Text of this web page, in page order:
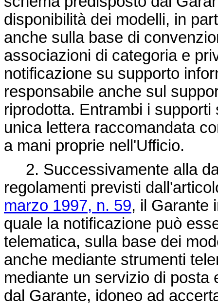
disponibilità dei modelli, in
anche sulla base di
associazioni di categoria e
notificazione su supporto
responsabile anche sul
riprodotta. Entrambi i
unica lettera raccomandata
a mani proprie nell'Ufficio.
2. Successivamente alla
regolamenti previsti
marzo 1997, n. 59, il Garante
quale la notificazione può
telematica, sulla base dei
anche mediante strumenti
mediante un servizio di posta
dal Garante, idoneo ad